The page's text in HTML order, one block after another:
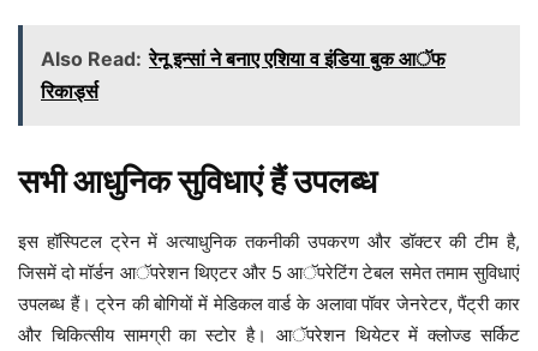
Also Read: रेनू इन्सां ने बनाए एशिया व इंडिया बुक आॅफ
रिकार्ड्स
सभी आधुनिक सुविधाएं हैं उपलब्ध
इस हॉस्पिटल ट्रेन में अत्याधुनिक तकनीकी उपकरण और डॉक्टर की टीम है,
जिसमें दो मॉर्डन आॅपरेशन थिएटर और 5 आॅपरेटिंग टेबल समेत तमाम सुविधाएं
उपलब्ध हैं। ट्रेन की बोगियों में मेडिकल वार्ड के अलावा पॉवर जेनरेटर, पैंट्री कार
और चिकित्सीय सामग्री का स्टोर है। आॅपरेशन थियेटर में क्लोज्ड सर्किट